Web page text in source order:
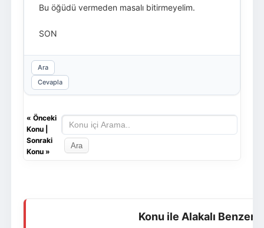
Bu öğüdü vermeden masalı bitirmeyelim.
SON
Ara
Cevapla
« Önceki
Konu|
Sonraki
Konu»
Konu ile Alakalı Benzer